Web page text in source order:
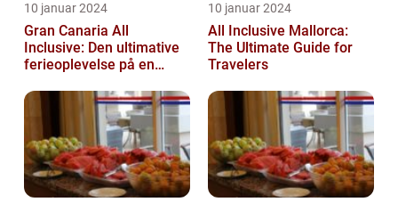
10 januar 2024
Gran Canaria All
Inclusive: Den ultimative
ferieoplevelse på en
10 januar 2024
All Inclusive Mallorca:
The Ultimate Guide for
Travelers